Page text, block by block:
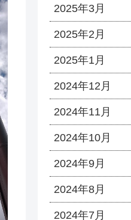
2025年3月
2025年2月
2025年1月
2024年12月
2024年11月
2024年10月
2024年9月
2024年8月
2024年7月